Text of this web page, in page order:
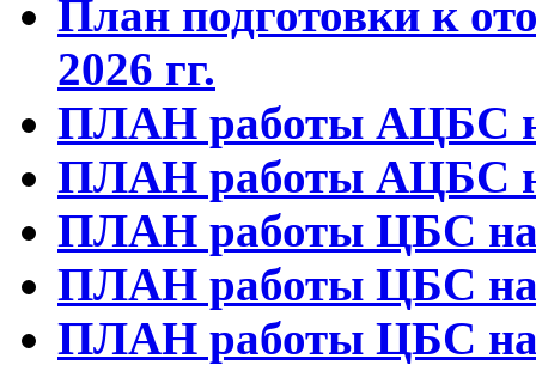
План подготовки к
2026 гг.
ПЛАН работы АЦБС
ПЛАН работы АЦБС
ПЛАН работы ЦБС на
ПЛАН работы ЦБС на
ПЛАН работы ЦБС на